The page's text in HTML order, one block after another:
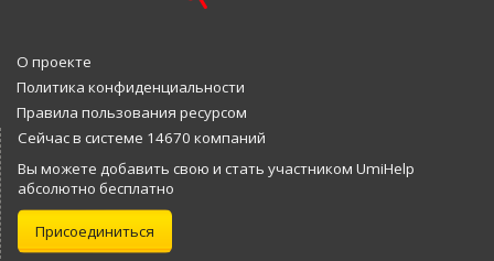
О проекте
Политика конфиденциальности
Правила пользования ресурсом
Сейчас в системе 14670 компаний
Вы можете добавить свою и стать участником UmiHelp
абсолютно бесплатно
Присоединиться